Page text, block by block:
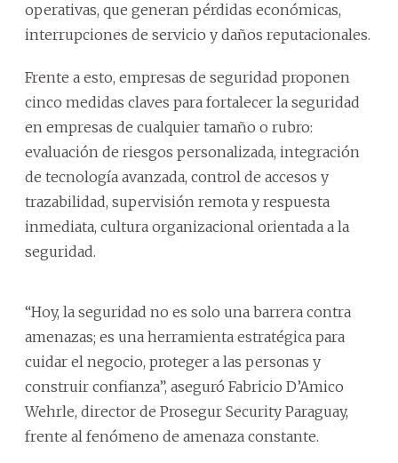
operativas, que generan pérdidas económicas,
interrupciones de servicio y daños reputacionales.
Frente a esto, empresas de seguridad proponen
cinco medidas claves para fortalecer la seguridad
en empresas de cualquier tamaño o rubro:
evaluación de riesgos personalizada, integración
de tecnología avanzada, control de accesos y
trazabilidad, supervisión remota y respuesta
inmediata, cultura organizacional orientada a la
seguridad.
“Hoy, la seguridad no es solo una barrera contra
amenazas; es una herramienta estratégica para
cuidar el negocio, proteger a las personas y
construir confianza”, aseguró Fabricio D’Amico
Wehrle, director de Prosegur Security Paraguay,
frente al fenómeno de amenaza constante.